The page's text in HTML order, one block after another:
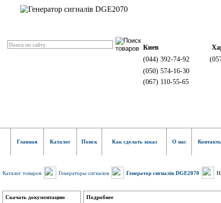
Киев
(044) 392-74-92
(050) 574-16-30
(067) 110-55-65
Главная Каталог Поиск Как сделать заказ О нас
Каталог товаров Генераторы сигналов Генератор сигналів DGE2070
Скачать документацию Подробнее